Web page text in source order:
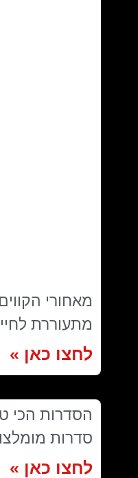
מאחורי
מתעוררת
לחצו כאן »
הסדרות הכי
סדרות מומלצות
לחצו כאן »